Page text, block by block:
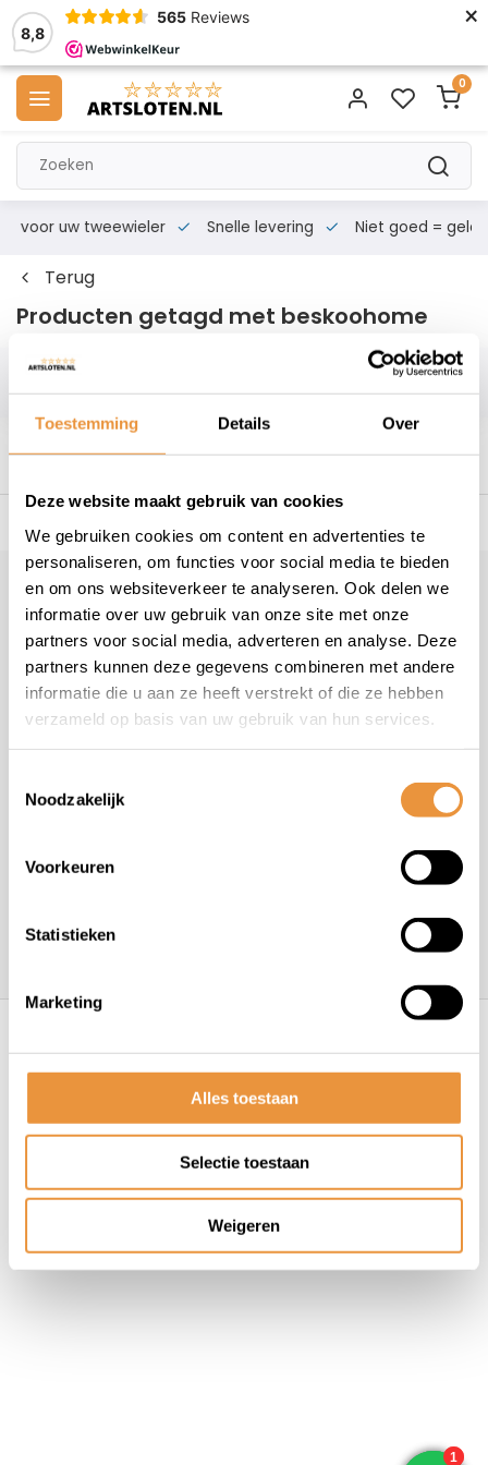
Toestemming Details Over
Deze website maakt gebruik van cookies
We gebruiken cookies om content en advertenties te
personaliseren, om functies voor social media te bieden
en om ons websiteverkeer te analyseren. Ook delen we
informatie over uw gebruik van onze site met onze
partners voor social media, adverteren en analyse. Deze
partners kunnen deze gegevens combineren met andere
informatie die u aan ze heeft verstrekt of die ze hebben
verzameld op basis van uw gebruik van hun services.
Noodzakelijk
Voorkeuren
Statistieken
Marketing
Alles toestaan
Selectie toestaan
Weigeren
8,8
565 Reviews ×
0
voor uw tweewieler Snelle levering Niet goed = geld
Terug
Producten getagd met beskoohome
Filters
Klantenservice
Veelgestelde vragen
+31 78 780 2330
info@artsloten.nl
Algemene voorwaarden Disclaimer
Privacy
Policy
Sitemap